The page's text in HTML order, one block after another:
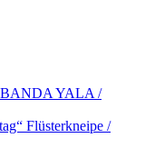
BANDA YALA /
Flüsterkneipe /